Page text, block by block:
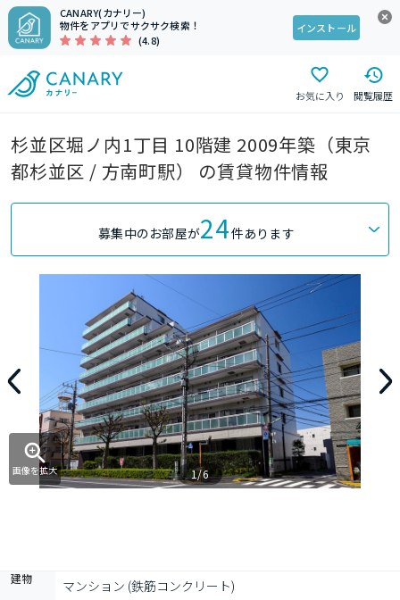
CANARY(カナリー)
物件をアプリでサクサク検索！
(4.8)
インストール
お気に入り 閲覧履歴
杉並区堀ノ内1丁目 10階建 2009年築（東京
都杉並区 / 方南町駅） の賃貸物件情報
募集中のお部屋が24件あります
画像を拡大 1/6
建物 マンション (鉄筋コンクリート)